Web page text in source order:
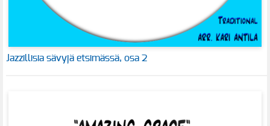
Jazzillisia sävyjä etsimässä, osa 2